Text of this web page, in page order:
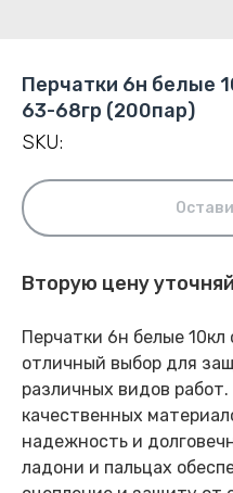
Перчатки 6н белые
63-68гр (200пар)
SKU:
Вторую цену
Перчатки 6н белые
отличный выбор для
различных видов
качественных
надежность и
ладони и пальцах